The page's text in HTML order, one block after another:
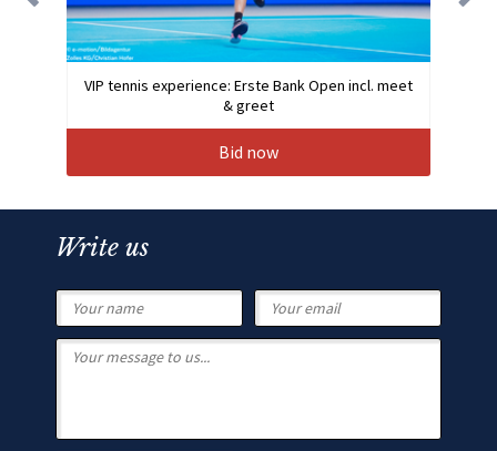
VIP tennis experience: Erste Bank Open incl. meet
& greet
Bid now
Write us